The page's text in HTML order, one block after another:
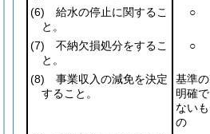
(6) 給水の停止に関するこ
と。
○
(7) 不納欠損処分をするこ
と。
○
(8) 事業収入の減免を決定
すること。
基準の
明確で
ないも
の